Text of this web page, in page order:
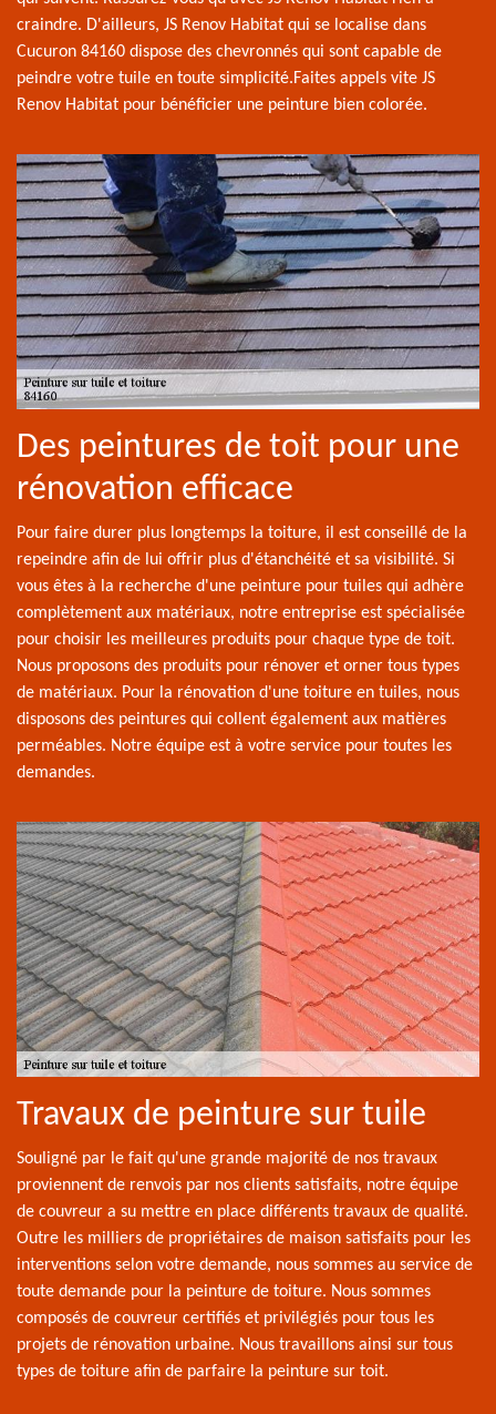
craindre. D'ailleurs, JS Renov Habitat qui se localise dans
Cucuron 84160 dispose des chevronnés qui sont capable de
peindre votre tuile en toute simplicité.Faites appels vite JS
Renov Habitat pour bénéficier une peinture bien colorée.
Des peintures de toit pour une
rénovation efficace
Pour faire durer plus longtemps la toiture, il est conseillé de la
repeindre afin de lui offrir plus d'étanchéité et sa visibilité. Si
vous êtes à la recherche d'une peinture pour tuiles qui adhère
complètement aux matériaux, notre entreprise est spécialisée
pour choisir les meilleures produits pour chaque type de toit.
Nous proposons des produits pour rénover et orner tous types
de matériaux. Pour la rénovation d'une toiture en tuiles, nous
disposons des peintures qui collent également aux matières
perméables. Notre équipe est à votre service pour toutes les
demandes.
Travaux de peinture sur tuile
Souligné par le fait qu'une grande majorité de nos travaux
proviennent de renvois par nos clients satisfaits, notre équipe
de couvreur a su mettre en place différents travaux de qualité.
Outre les milliers de propriétaires de maison satisfaits pour les
interventions selon votre demande, nous sommes au service de
toute demande pour la peinture de toiture. Nous sommes
composés de couvreur certifiés et privilégiés pour tous les
projets de rénovation urbaine. Nous travaillons ainsi sur tous
types de toiture afin de parfaire la peinture sur toit.